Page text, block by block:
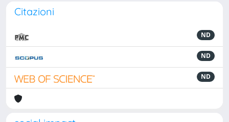
Citazioni
ND
ND
ND